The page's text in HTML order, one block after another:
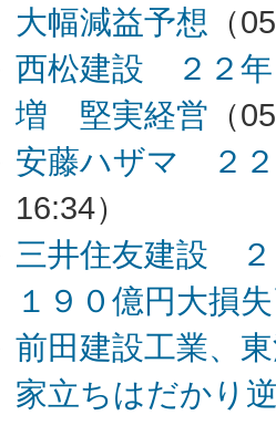
大幅減益予想 （
西松建設 ２２
増 堅実経営 （
安藤ハザマ ２
16:34）
三井住友建設
１９０億円大損
前田建設工業、
家立ちはだかり